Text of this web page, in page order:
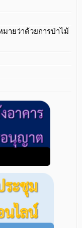
ายว่าด้วยการป่าไม้